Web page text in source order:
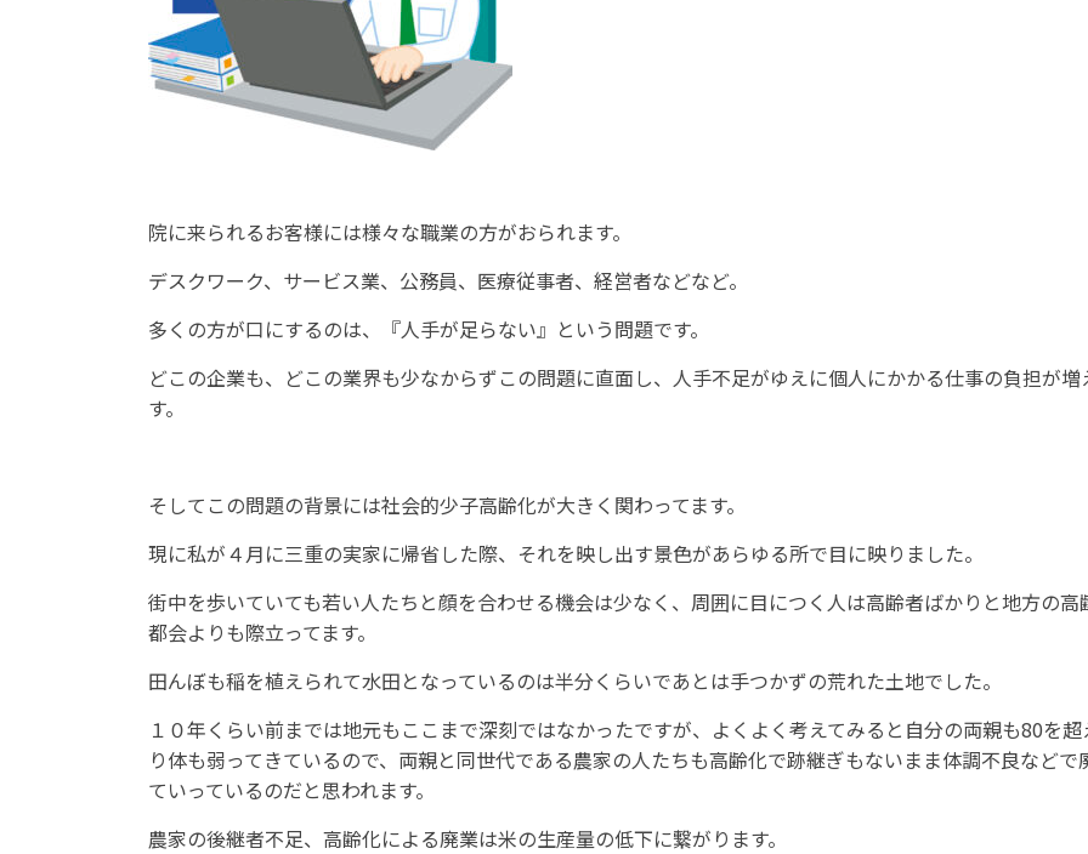
院に来られるお客様には様々な職業の方がおられます。
デスクワーク、サービス業、公務員、医療従事者、経営者などなど。
多くの方が口にするのは、『人手が足らない』という問題です。
どこの企業も、どこの業界も少なからずこの問題に直面し、人手不足がゆえに個人にかかる仕事の負担が増
す。
そしてこの問題の背景には社会的少子高齢化が大きく関わってます。
現に私が４月に三重の実家に帰省した際、それを映し出す景色があらゆる所で目に映りました。
街中を歩いていても若い人たちと顔を合わせる機会は少なく、周囲に目につく人は高齢者ばかりと地方の高
都会よりも際立ってます。
田んぼも稲を植えられて水田となっているのは半分くらいであとは手つかずの荒れた土地でした。
１０年くらい前までは地元もここまで深刻ではなかったですが、よくよく考えてみると自分の両親も80を超
り体も弱ってきているので、両親と同世代である農家の人たちも高齢化で跡継ぎもないまま体調不良などで
ていっているのだと思われます。
農家の後継者不足、高齢化による廃業は米の生産量の低下に繋がります。